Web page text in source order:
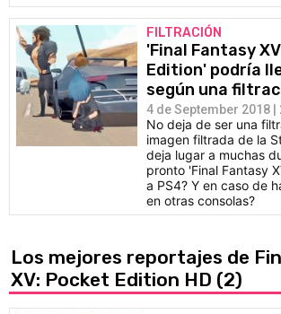
FILTRACIÓN
'Final Fantasy
Edition' podría
según una
4 de September 2018 |
No deja de ser una
imagen filtrada de la
deja lugar a muchas
pronto 'Final Fantasy
a PS4? Y en caso de
en otras consolas?
Los mejores reportajes de
XV: Pocket Edition HD (2)